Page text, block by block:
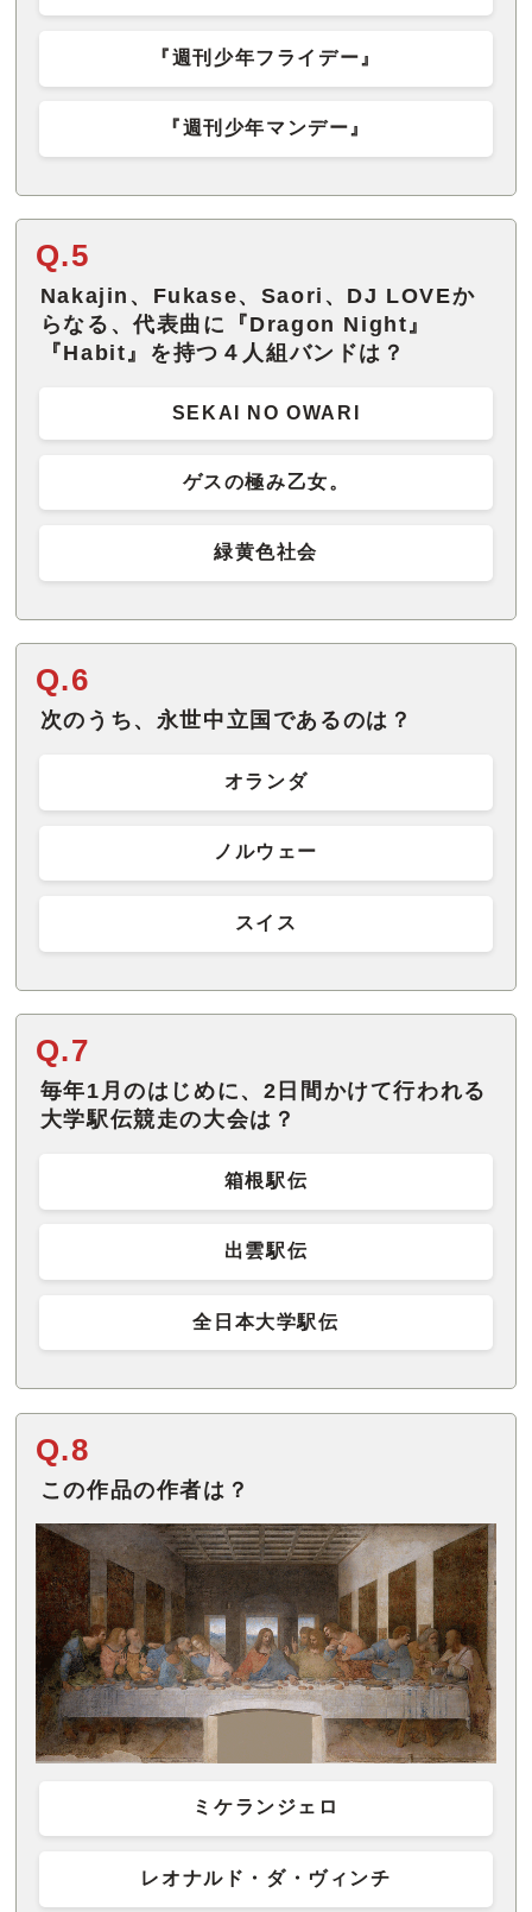
『週刊少年フライデー』
『週刊少年マンデー』
Q.5
Nakajin、Fukase、Saori、DJ LOVEか
らなる、代表曲に『Dragon Night』
『Habit』を持つ４人組バンドは？
SEKAI NO OWARI
ゲスの極み乙女。
緑黄色社会
Q.6
次のうち、永世中立国であるのは？
オランダ
ノルウェー
スイス
Q.7
毎年1月のはじめに、2日間かけて行われる
大学駅伝競走の大会は？
箱根駅伝
出雲駅伝
全日本大学駅伝
Q.8
この作品の作者は？
ミケランジェロ
レオナルド・ダ・ヴィンチ